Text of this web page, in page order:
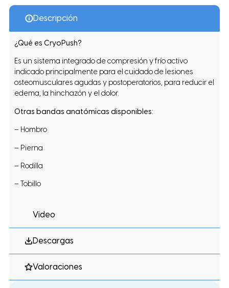
Descripción
Video
Descargas
Valoraciones
¿Qué es CryoPush?
Es un sistema integrado de compresión y frío activo
indicado principalmente para el cuidado de lesiones
osteomusculares agudas y postoperatorios, para reducir el
edema, la hinchazón y el dolor.
Otras bandas anatómicas disponibles:
– Hombro
– Pierna
– Rodilla
– Tobillo